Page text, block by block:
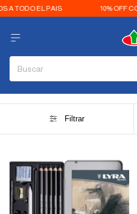
TODO EL PAIS 10% OFF
Filtrar